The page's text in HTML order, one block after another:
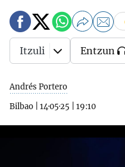
Andrés Portero
Bilbao
14·05·25 19:10
Itzuli Entzun